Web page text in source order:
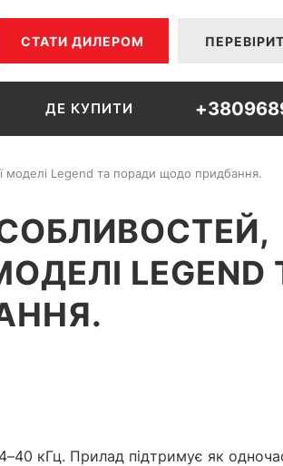
СТАТИ ДИЛЕРОМ
ДЕ КУПИТИ
моделі Legend та поради щодо придбання.
LEGEND
кГц. Прилад підтримує як